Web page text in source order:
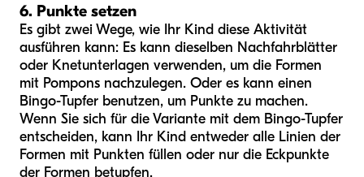
6. Punkte setzen
Es gibt zwei Wege, wie Ihr Kind diese Aktivität
ausführen kann: Es kann dieselben Nachfahrblätter
oder Knetunterlagen verwenden, um die Formen
mit Pompons nachzulegen. Oder es kann einen
Bingo-Tupfer benutzen, um Punkte zu machen.
Wenn Sie sich für die Variante mit dem Bingo-Tupfer
entscheiden, kann Ihr Kind entweder alle Linien der
Formen mit Punkten füllen oder nur die Eckpunkte
der Formen betupfen.